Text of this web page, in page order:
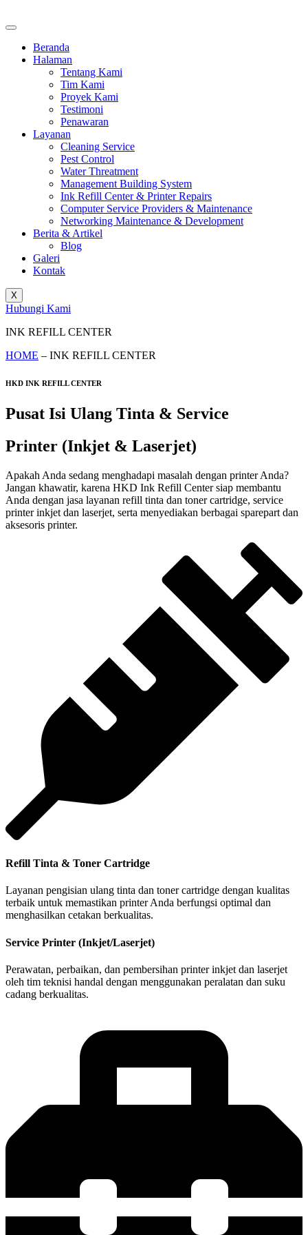
Beranda
Halaman
Tentang Kami
Tim Kami
Proyek Kami
Testimoni
Penawaran
Layanan
Cleaning Service
Pest Control
Water Threatment
Management Building System
Ink Refill Center & Printer Repairs
Computer Service Providers & Maintenance
Networking Maintenance & Development
Berita & Artikel
Blog
Galeri
Kontak
X
Hubungi Kami
INK REFILL CENTER
HOME – INK REFILL CENTER
HKD INK REFILL CENTER
Pusat Isi Ulang Tinta & Service
Printer (Inkjet & Laserjet)
Apakah Anda sedang menghadapi masalah dengan printer Anda?
Jangan khawatir, karena HKD Ink Refill Center siap membantu
Anda dengan jasa layanan refill tinta dan toner cartridge, service
printer inkjet dan laserjet, serta menyediakan berbagai sparepart dan
aksesoris printer.
Refill Tinta & Toner Cartridge
Layanan pengisian ulang tinta dan toner cartridge dengan kualitas
terbaik untuk memastikan printer Anda berfungsi optimal dan
menghasilkan cetakan berkualitas.
Service Printer (Inkjet/Laserjet)
Perawatan, perbaikan, dan pembersihan printer inkjet dan laserjet
oleh tim teknisi handal dengan menggunakan peralatan dan suku
cadang berkualitas.